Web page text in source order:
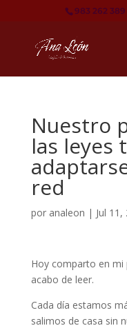
983 262 389
Nuestro
las leyes
red
por analeon | Jul 11,
Hoy comparto en mi
acabo de leer.
Cada día estamos
salimos de casa sin